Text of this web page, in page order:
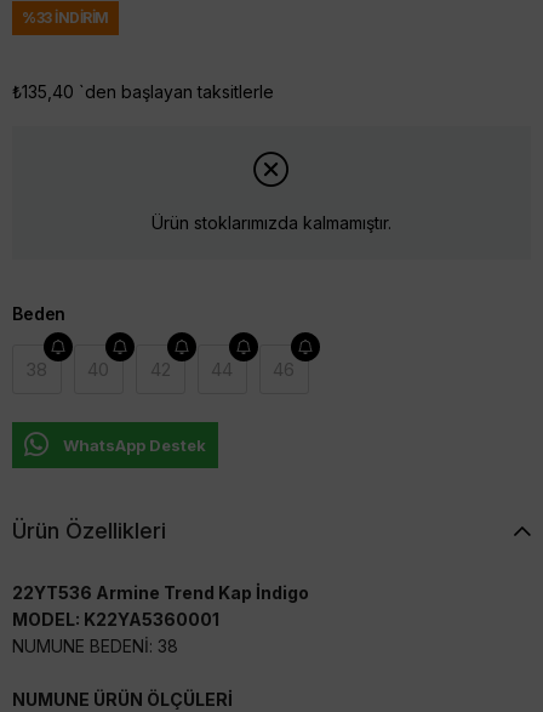
%33İNDIRIM
₺135,40 `den başlayan taksitlerle
Ürün stoklarımızda kalmamıştır.
Beden
38 40 42 44 46
WhatsApp Destek
Ürün Özellikleri
22YT536 Armine Trend Kap İndigo
MODEL: K22YA5360001
NUMUNE BEDENİ: 38
NUMUNE ÜRÜN ÖLÇÜLERİ